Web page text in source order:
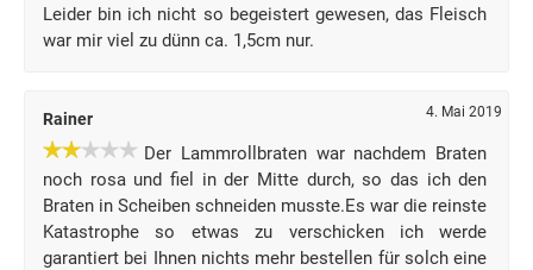
Leider bin ich nicht so begeistert gewesen, das Fleisch
war mir viel zu dünn ca. 1,5cm nur.
Rainer 4. Mai 2019
Der Lammrollbraten war nachdem Braten
noch rosa und fiel in der Mitte durch, so das ich den
Braten in Scheiben schneiden musste.Es war die reinste
Katastrophe so etwas zu verschicken ich werde
garantiert bei Ihnen nichts mehr bestellen für solch eine